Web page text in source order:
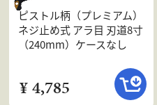
ピストル柄（プレミアム）
ネジ止め式 アラ目 刃道8寸
（240mm）ケースなし
¥ 4,785